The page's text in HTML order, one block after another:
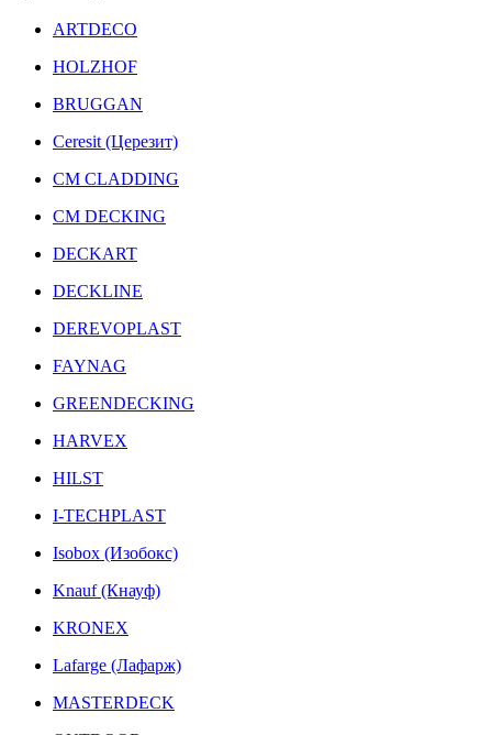
ARTDECO
HOLZHOF
BRUGGAN
Ceresit (Церезит)
CM CLADDING
CM DECKING
DECKART
DECKLINE
DEREVOPLAST
FAYNAG
GREENDECKING
HARVEX
HILST
I-TECHPLAST
Isobox (Изобокс)
Knauf (Кнауф)
KRONEX
Lafarge (Лафарж)
MASTERDECK